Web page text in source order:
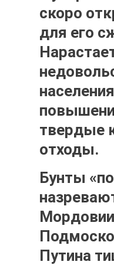
скоро
для его
твердые
отходы.
Бунты
Путина